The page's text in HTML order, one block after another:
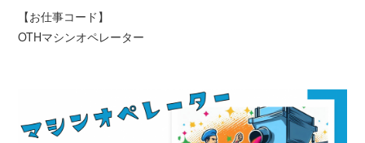
【お仕事コード】
OTHマシンオペレーター